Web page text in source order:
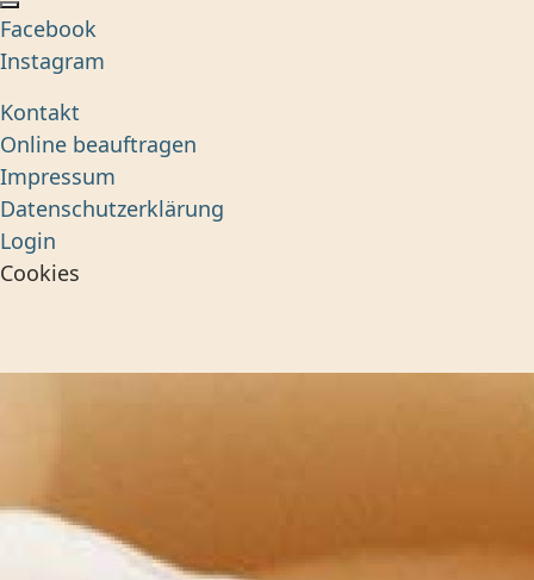
Facebook
Instagram
Kontakt
Online beauftragen
Impressum
Datenschutzerklärung
Login
Cookies